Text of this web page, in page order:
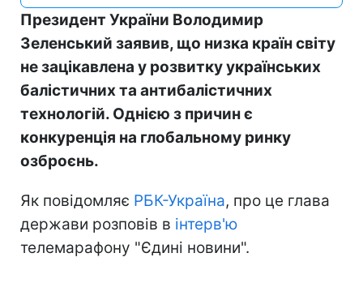
Президент України Володимир
Зеленський заявив, що низка країн світу
не зацікавлена у розвитку українських
балістичних та антибалістичних
технологій. Однією з причин є
конкуренція на глобальному ринку
озброєнь.
Як повідомляє РБК-Україна, про це глава
держави розповів в інтерв'ю
телемарафону "Єдині новини".